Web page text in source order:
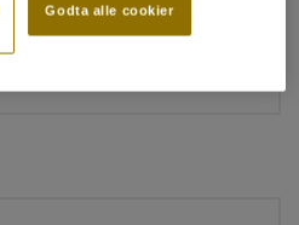
Godta alle cookier